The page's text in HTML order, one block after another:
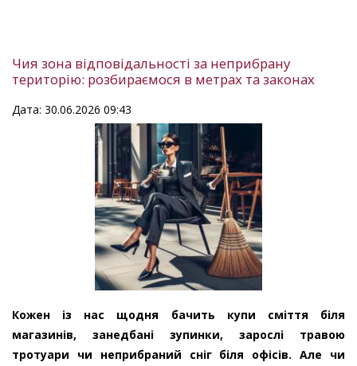
Чия зона відповідальності за неприбрану
територію: розбираємося в метрах та законах
Дата: 30.06.2026 09:43
Кожен із нас щодня бачить купи сміття біля
магазинів, занедбані зупинки, зарослі травою
тротуари чи неприбраний сніг біля офісів. Але чи